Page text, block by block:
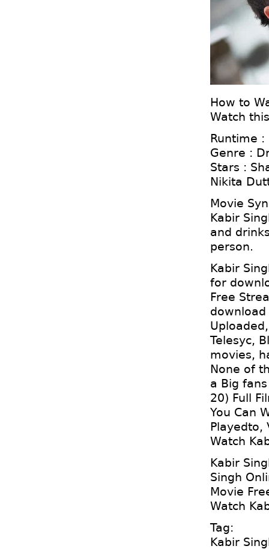
How to
Watch
Runtime
Genre :
Stars :
Nikita
Movie
Kabir
and
person.
Kabir
for
Free
download
Telesyc,
movies,
None of
a Big
20) Full
You Can
Playedto,
Watch
Kabir
Singh
Movie
Watch
Tag:
Kabir